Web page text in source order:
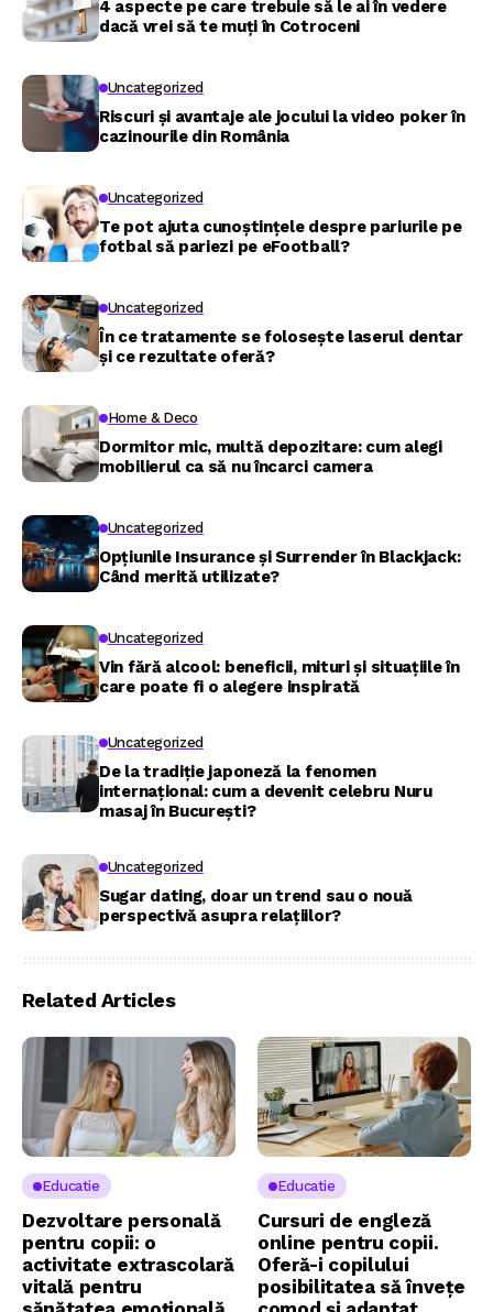
4 aspecte pe care trebuie să le ai în vedere
dacă vrei să te muți în Cotroceni
Uncategorized
Riscuri și avantaje ale jocului la video poker în
cazinourile din România
Uncategorized
Te pot ajuta cunoștințele despre pariurile pe
fotbal să pariezi pe eFootball?
Uncategorized
În ce tratamente se folosește laserul dentar
și ce rezultate oferă?
Home & Deco
Dormitor mic, multă depozitare: cum alegi
mobilierul ca să nu încarci camera
Uncategorized
Opțiunile Insurance și Surrender în Blackjack:
Când merită utilizate?
Uncategorized
Vin fără alcool: beneficii, mituri și situațiile în
care poate fi o alegere inspirată
Uncategorized
De la tradiție japoneză la fenomen
internațional: cum a devenit celebru Nuru
masaj în București?
Uncategorized
Sugar dating, doar un trend sau o nouă
perspectivă asupra relațiilor?
Related Articles
Educatie
Dezvoltare personală
pentru copii: o
activitate extrascolară
vitală pentru
Educatie
Cursuri de engleză
online pentru copii.
Oferă-i copilului
posibilitatea să învețe